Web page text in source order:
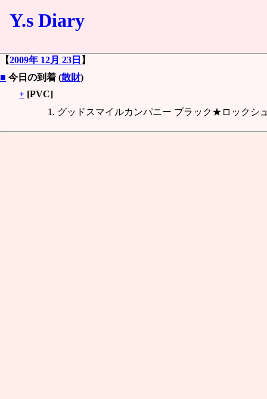
Y.s Diary
【2009年 12月 23日 】
■ 今日の到着 (散財)
+ [PVC]
グッドスマイルカンパニー ブラック★ロックシ